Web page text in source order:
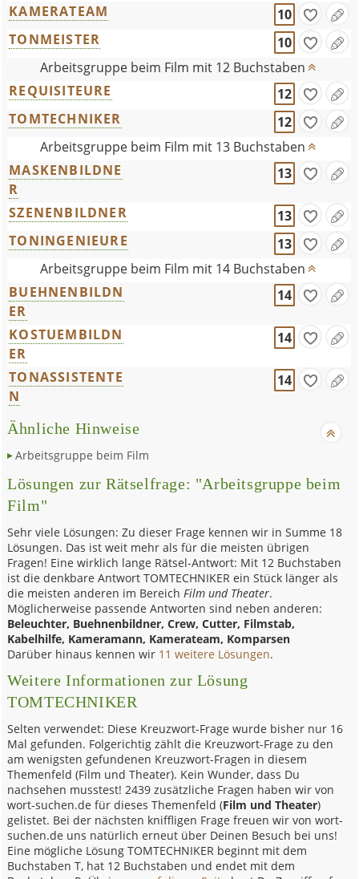
KAMERATEAM
10
TONMEISTER
10
Arbeitsgruppe beim Film mit 12 Buchstaben
REQUISITEURE
12
TOMTECHNIKER
12
Arbeitsgruppe beim Film mit 13 Buchstaben
MASKENBILDNE
R
13
SZENENBILDNER
13
TONINGENIEURE
13
Arbeitsgruppe beim Film mit 14 Buchstaben
BUEHNENBILDN
ER
14
KOSTUEMBILDN
ER
14
TONASSISTENTE
N
14
Ähnliche Hinweise
Arbeitsgruppe beim Film
Lösungen zur Rätselfrage: "Arbeitsgruppe beim
Film"
Sehr viele Lösungen: Zu dieser Frage kennen wir in Summe 18
Lösungen. Das ist weit mehr als für die meisten übrigen
Fragen! Eine wirklich lange Rätsel-Antwort: Mit 12 Buchstaben
ist die denkbare Antwort TOMTECHNIKER ein Stück länger als
die meisten anderen im BereichFilm und Theater.
Möglicherweise passende Antworten sind neben anderen:
Beleuchter, Buehnenbildner, Crew, Cutter, Filmstab,
Kabelhilfe, Kameramann, Kamerateam, Komparsen
Darüber hinaus kennen wir 11 weitere Lösungen.
Weitere Informationen zur Lösung
TOMTECHNIKER
Selten verwendet: Diese Kreuzwort-Frage wurde bisher nur 16
Mal gefunden. Folgerichtig zählt die Kreuzwort-Frage zu den
am wenigsten gefundenen Kreuzwort-Fragen in diesem
Themenfeld (Film und Theater). Kein Wunder, dass Du
nachsehen musstest! 2439 zusätzliche Fragen haben wir von
wort-suchen.de für dieses Themenfeld (Film und Theater)
gelistet. Bei der nächsten kniffligen Frage freuen wir von wort-
suchen.de uns natürlich erneut über Deinen Besuch bei uns!
Eine mögliche Lösung TOMTECHNIKER beginnt mit dem
Buchstaben T, hat 12 Buchstaben und endet mit dem